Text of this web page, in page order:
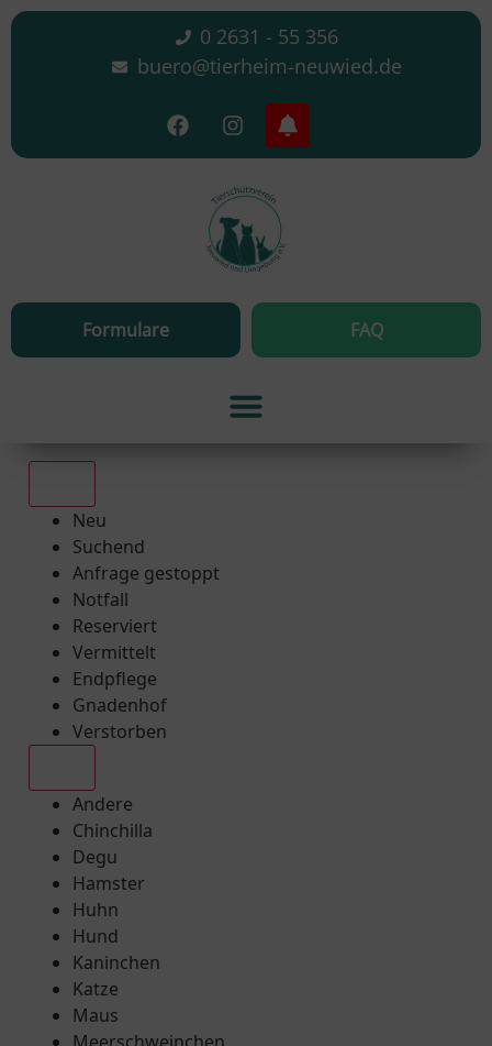
0 2631 - 55 356
buero@tierheim-neuwied.de
Formulare FAQ
Neu
Suchend
Anfrage gestoppt
Notfall
Reserviert
Vermittelt
Endpflege
Gnadenhof
Verstorben
Andere
Chinchilla
Degu
Hamster
Huhn
Hund
Kaninchen
Katze
Maus